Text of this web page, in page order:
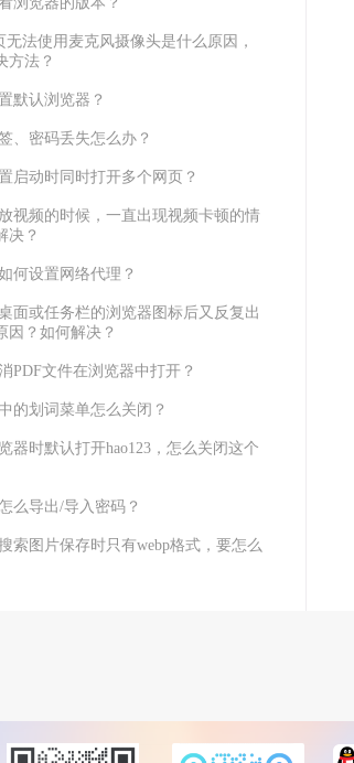
无法使用麦克风摄像头是什么原因，
方法？
默认浏览器？
、密码丢失怎么办？
启动时同时打开多个网页？
视频的时候，一直出现视频卡顿的情
决？
何设置网络代理？
面或任务栏的浏览器图标后又反复出
因？如何解决？
PDF文件在浏览器中打开？
的划词菜单怎么关闭？
器时默认打开hao123，怎么关闭这个
么导出/导入密码？
索图片保存时只有webp格式，要怎么